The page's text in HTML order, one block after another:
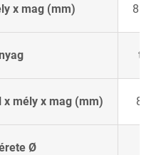
x mag (mm) 850
mély x mag (mm) 800
Ø